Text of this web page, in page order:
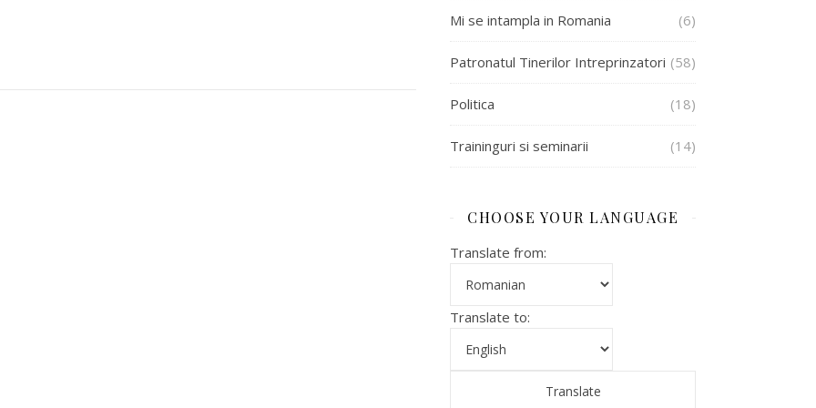
Mi se intampla in Romania (6)
Patronatul Tinerilor Intreprinzatori (58)
Politica (18)
Traininguri si seminarii (14)
CHOOSE YOUR LANGUAGE
Translate from:
Translate to: